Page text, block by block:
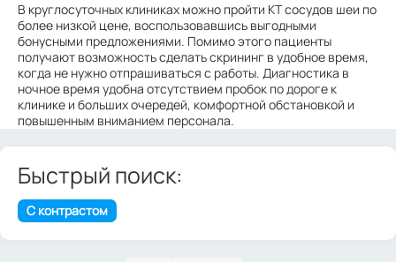
В круглосуточных клиниках можно пройти КТ сосудов шеи по
более низкой цене, воспользовавшись выгодными
бонусными предложениями. Помимо этого пациенты
получают возможность сделать скрининг в удобное время,
когда не нужно отпрашиваться с работы. Диагностика в
ночное время удобна отсутствием пробок по дороге к
клинике и больших очередей, комфортной обстановкой и
повышенным вниманием персонала.
Быстрый поиск:
С контрастом